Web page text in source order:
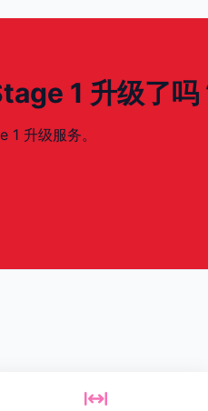
1 升级了吗
升级服务。